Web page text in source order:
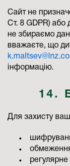
Сайт не
Ст. 8 GDPR) або
не збираємо
вважаєте, що
інформацію.
14.
Для захисту